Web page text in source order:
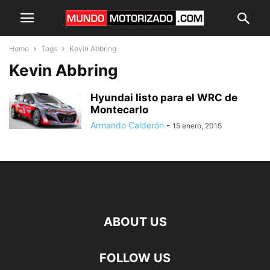
Home Tags Kevin Abbring
Kevin Abbring
Hyundai listo para el WRC de
Montecarlo
Armando Calderón - 15 enero, 2015
ABOUT US
FOLLOW US